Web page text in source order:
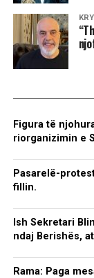
Figura të
riorganizimin e
Pasarelë-
fillin.
Ish Sekretari
ndaj Berishës,
Rama: Paga